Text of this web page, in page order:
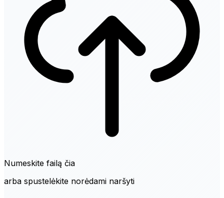
Numeskite failą čia
arba spustelėkite norėdami naršyti